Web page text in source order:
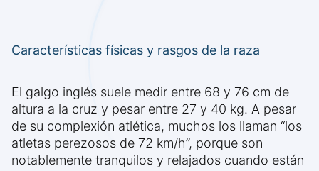
Características físicas y rasgos de la raza
El galgo inglés suele medir entre 68 y 76 cm de
altura a la cruz y pesar entre 27 y 40 kg. A pesar
de su complexión atlética, muchos los llaman “los
atletas perezosos de 72 km/h”, porque son
notablemente tranquilos y relajados cuando están